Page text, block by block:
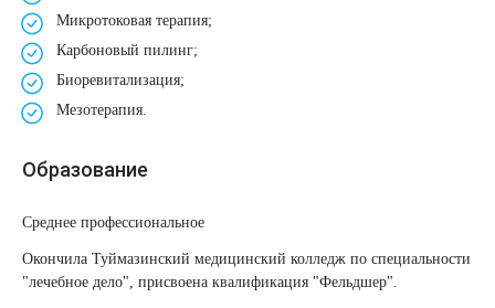
Микротоковая терапия;
Карбоновый пилинг;
Биоревитализация;
Мезотерапия.
Образование
Среднее профессиональное
Окончила Туймазинский медицинский колледж по специальности
"лечебное дело", присвоена квалификация "Фельдшер".
Лазерный пилинг
Лазерное удаление рубцов
Удаление рубцов
Удаление новообразований
Омоложение QOOLGLOW
Избавиться от комедонов на лице
Избавиться от пигментных пятен на лице
Остановить выпадение волос
Восстановление здоровья волос
Купить сертификат